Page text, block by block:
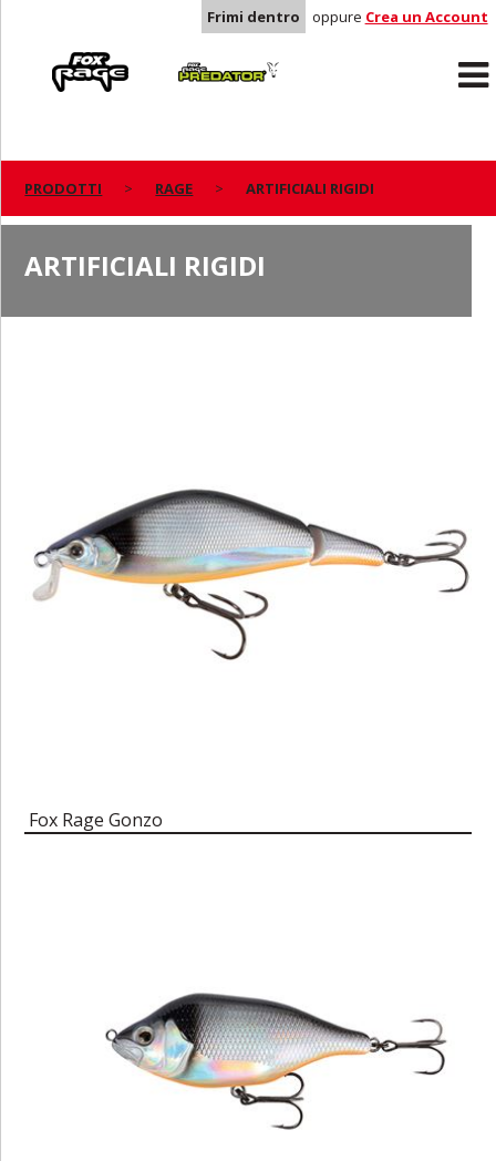
Frimi dentro oppure Crea un Account
Predator
PRODOTTI RAGE ARTIFICIALI RIGIDI
ARTIFICIALI RIGIDI
Fox Rage Gonzo